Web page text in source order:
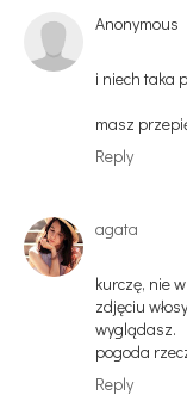
Anonymous
i niech taka
masz
Reply
agata
kurczę, nie
zdjęciu
wyglądasz.
pogoda
Reply